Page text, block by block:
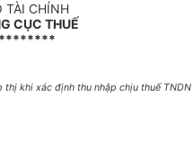
TÀI CHÍNH
CỤC THUẾ
********
thị khi xác định thu nhập chịu thuế TNDN